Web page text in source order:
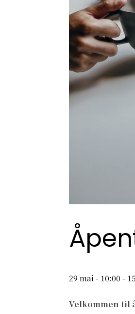
29 mai - 10:00 -
Velkommen til